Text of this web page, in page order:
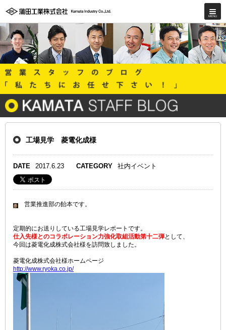
工場見学 菱電化成様
DATE 2017.6.23 CATEGORY 社内イベント
営業推進部の飴本です。
定期的にお送りしている工場見学レポートです。
仕入先様とのコラボレーション力強化取組活動第十二弾として、
今回は菱電化成株式会社様を訪問致しました。
菱電化成株式会社様ホームページ
http://www.ryoka.co.jp/